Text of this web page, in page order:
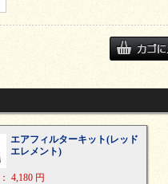
エアフィルターキット(レッド
エレメント)
： 4,180 円